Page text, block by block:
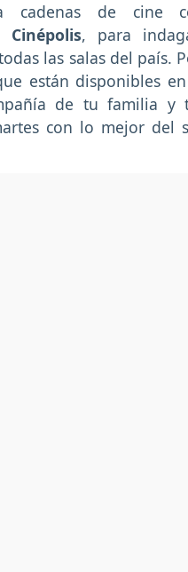
cadenas de cine
, para
las salas del país.
están disponibles
de tu familia y
con lo mejor del